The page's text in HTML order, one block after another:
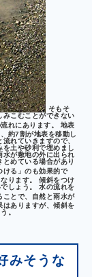
そもそ
みこむことができない
れにあります。 地表
約7割が地表を移動し
れていきますので、
土や砂利で埋めまし
水が敷地の外に出られ
めている場合があり
ける」 のも効果的で
ります。 傾斜をつけ
しょう。 水の流れを
ことで、自然と雨水が
はありますが、傾斜を
。
みそうな